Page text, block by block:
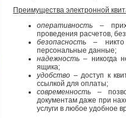
Преимущества электронной
оперативность –
проведения расчетов,
безопасность – никто
персональные данные;
надежность – никогда
ящика;
удобство – доступ к
ссылкой для оплаты;
современность –
документам даже при
услуги в любое удобное